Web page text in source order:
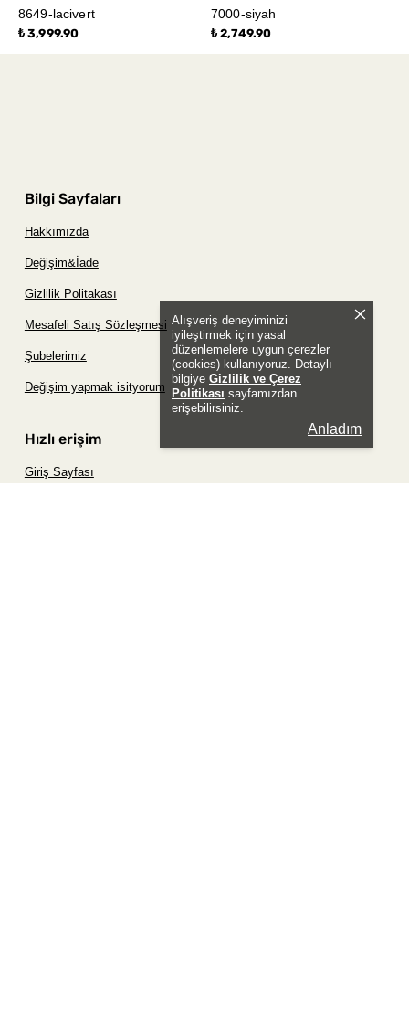
Alışveriş deneyiminizi
iyileştirmek için yasal
düzenlemelere uygun çerezler
(cookies) kullanıyoruz. Detaylı
bilgiye Gizlilik ve Çerez
Politikası sayfamızdan
erişebilirsiniz.
Anladım
8649-lacivert
₺ 3,999.90
7000-siyah
₺ 2,749.90
Bilgi Sayfaları
Hakkımızda
Değişim&İade
Gizlilik Politakası
Mesafeli Satış Sözleşmesi
Şubelerimiz
Değişim yapmak isityorum
Hızlı erişim
Giriş Sayfası